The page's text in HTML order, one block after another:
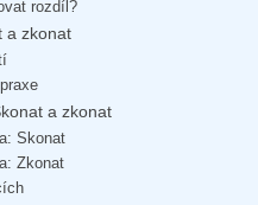
rozdíl?
a zkonat
a zkonat
Skonat
Zkonat